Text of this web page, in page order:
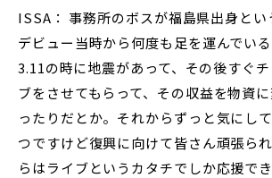
ISSA： 事務所のボスが福島県出身とい
デビュー当時から何度も足を運んでい
3.11の時に地震があって、その後すぐ
ブをさせてもらって、その収益を物資
ったりだとか。それからずっと気にし
つですけど復興に向けて皆さん頑張ら
らはライブというカタチでしか応援でき